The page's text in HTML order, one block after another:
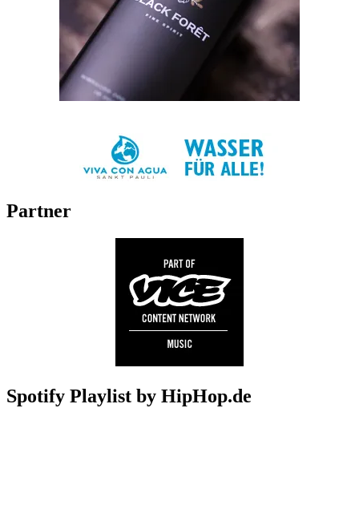
Partner
Spotify Playlist by HipHop.de